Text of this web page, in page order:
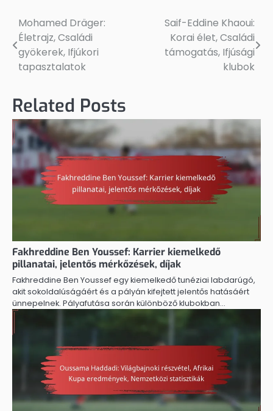
Post
navigation
Mohamed Dräger:
Életrajz, Családi
gyökerek, Ifjúkori
tapasztalatok
Saif-Eddine Khaoui:
Korai élet, Családi
támogatás, Ifjúsági
klubok
Related Posts
Fakhreddine Ben Youssef: Karrier kiemelkedő
pillanatai, jelentős mérkőzések, díjak
Fakhreddine Ben Youssef egy kiemelkedő tunéziai labdarúgó,
akit sokoldalúságáért és a pályán kifejtett jelentős hatásáért
ünnepelnek. Pályafutása során különböző klubokban…